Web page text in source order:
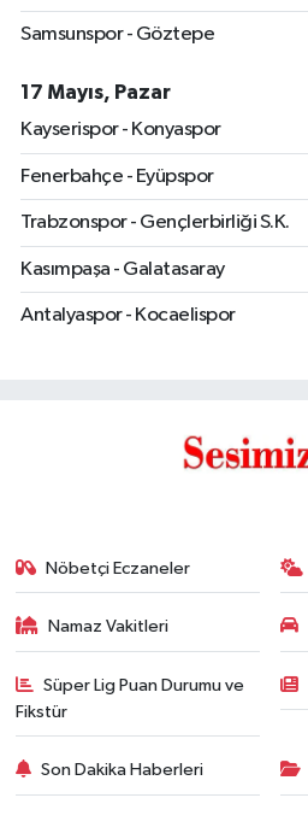
Samsunspor - Göztepe
17 Mayıs, Pazar
Kayserispor - Konyaspor
Fenerbahçe - Eyüpspor
Trabzonspor - Gençlerbirliği S.K.
Kasımpaşa - Galatasaray
Antalyaspor - Kocaelispor
Nöbetçi Eczaneler
Namaz Vakitleri
Süper Lig Puan Durumu ve
Fikstür
Son Dakika Haberleri